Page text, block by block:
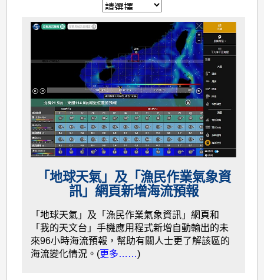
「地球天氣」及「漁民作業氣象資
訊」網頁新增海流預報
「地球天氣」及「漁民作業氣象資訊」網頁和
「我的天文台」手機應用程式新增自動輸出的未
來96小時海流預報，幫助有關人士更了解該區的
海流變化情況。(更多……)